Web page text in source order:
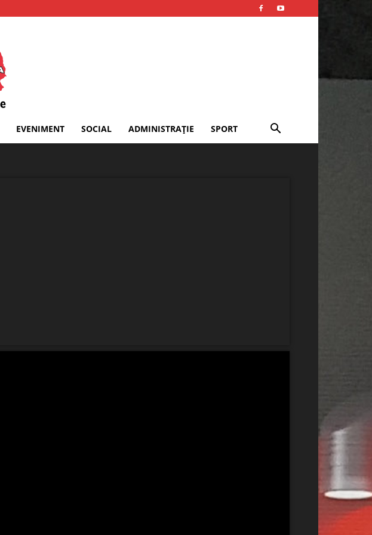
EVENIMENT SOCIAL ADMINISTRAȚIE SPORT